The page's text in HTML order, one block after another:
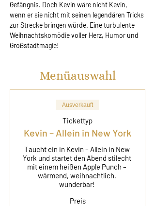
Gefängnis. Doch Kevin wäre nicht Kevin,
wenn er sie nicht mit seinen legendären Tricks
zur Strecke bringen würde. Eine turbulente
Weihnachtskomödie voller Herz, Humor und
Großstadtmagie!
Menüauswahl
Ausverkauft
Tickettyp
Kevin – Allein in New York
Taucht ein in Kevin – Allein in New
York und startet den Abend stilecht
mit einem heißen Apple Punch –
wärmend, weihnachtlich,
wunderbar!
Preis